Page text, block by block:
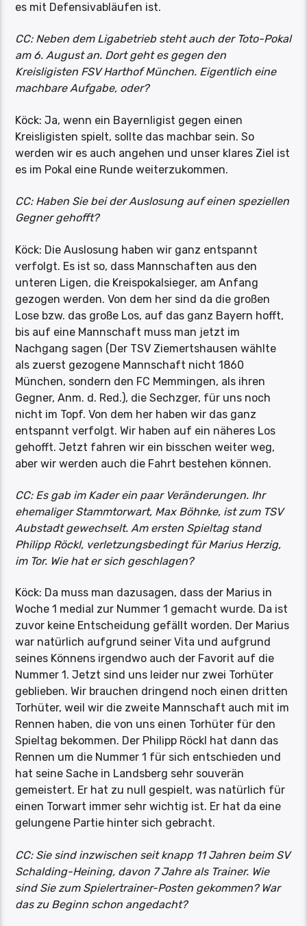
es mit Defensivabläufen ist.
CC: Neben dem Ligabetrieb steht auch der Toto-Pokal
am 6. August an. Dort geht es gegen den
Kreisligisten FSV Harthof München. Eigentlich eine
machbare Aufgabe, oder?
Köck: Ja, wenn ein Bayernligist gegen einen
Kreisligisten spielt, sollte das machbar sein. So
werden wir es auch angehen und unser klares Ziel ist
es im Pokal eine Runde weiterzukommen.
CC: Haben Sie bei der Auslosung auf einen speziellen
Gegner gehofft?
Köck: Die Auslosung haben wir ganz entspannt
verfolgt. Es ist so, dass Mannschaften aus den
unteren Ligen, die Kreispokalsieger, am Anfang
gezogen werden. Von dem her sind da die großen
Lose bzw. das große Los, auf das ganz Bayern hofft,
bis auf eine Mannschaft muss man jetzt im
Nachgang sagen (Der TSV Ziemertshausen wählte
als zuerst gezogene Mannschaft nicht 1860
München, sondern den FC Memmingen, als ihren
Gegner, Anm. d. Red.), die Sechzger, für uns noch
nicht im Topf. Von dem her haben wir das ganz
entspannt verfolgt. Wir haben auf ein näheres Los
gehofft. Jetzt fahren wir ein bisschen weiter weg,
aber wir werden auch die Fahrt bestehen können.
CC: Es gab im Kader ein paar Veränderungen. Ihr
ehemaliger Stammtorwart, Max Böhnke, ist zum TSV
Aubstadt gewechselt. Am ersten Spieltag stand
Philipp Röckl, verletzungsbedingt für Marius Herzig,
im Tor. Wie hat er sich geschlagen?
Köck: Da muss man dazusagen, dass der Marius in
Woche 1 medial zur Nummer 1 gemacht wurde. Da ist
zuvor keine Entscheidung gefällt worden. Der Marius
war natürlich aufgrund seiner Vita und aufgrund
seines Könnens irgendwo auch der Favorit auf die
Nummer 1. Jetzt sind uns leider nur zwei Torhüter
geblieben. Wir brauchen dringend noch einen dritten
Torhüter, weil wir die zweite Mannschaft auch mit im
Rennen haben, die von uns einen Torhüter für den
Spieltag bekommen. Der Philipp Röckl hat dann das
Rennen um die Nummer 1 für sich entschieden und
hat seine Sache in Landsberg sehr souverän
gemeistert. Er hat zu null gespielt, was natürlich für
einen Torwart immer sehr wichtig ist. Er hat da eine
gelungene Partie hinter sich gebracht.
CC: Sie sind inzwischen seit knapp 11 Jahren beim SV
Schalding-Heining, davon 7 Jahre als Trainer. Wie
sind Sie zum Spielertrainer-Posten gekommen? War
das zu Beginn schon angedacht?